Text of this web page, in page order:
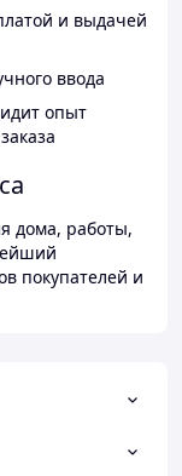
и выдачей
ввода
опыт
дома, работы,
покупателей и